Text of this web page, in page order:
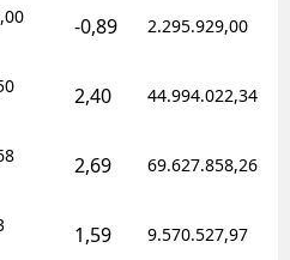
-0,89 2.295.929,00
2,40 44.994.022,34
2,69 69.627.858,26
1,59 9.570.527,97